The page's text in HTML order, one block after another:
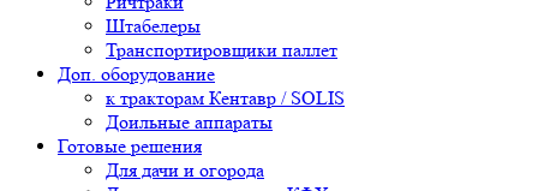
Штабелеры
Транспортировщики паллет
Доп. оборудование
к тракторам Кентавр / SOLIS
Доильные аппараты
Готовые решения
Для дачи и огорода